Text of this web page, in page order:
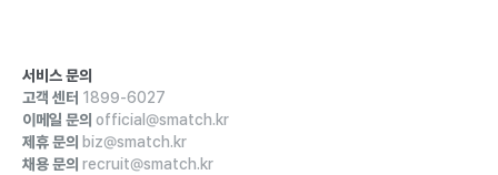
서비스 문의
고객 센터 1899-6027
이메일 문의 official@smatch.kr
제휴 문의 biz@smatch.kr
채용 문의 recruit@smatch.kr